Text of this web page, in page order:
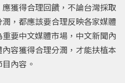
獲得合理回饋，不論台灣採取
，都應該要合理反映各家媒體
要中文媒體市場，中文新聞內
容獲得合理分潤，才能扶植本
內容。